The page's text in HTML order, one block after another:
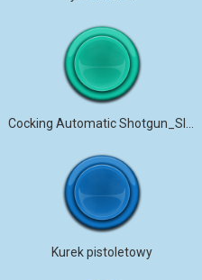
Kurek pistoletowy